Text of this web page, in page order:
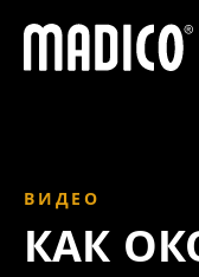
Мадико
ВИДЕО
КАК